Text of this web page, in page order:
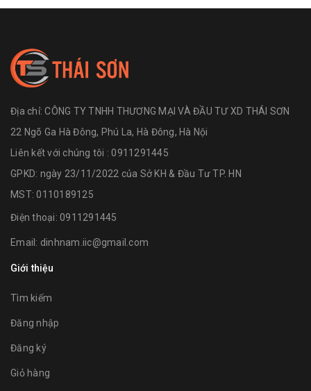
Địa chỉ:CÔNG TY TNHH THƯƠNG MẠI VÀ ĐẦU TƯ XD THÁI SƠN
22 Ngõ Ga Hà Đông, Phú La, Hà Đông, Hà Nội
Liên kết với chúng tôi : 0911291445
GPKD: ngày 23/11/2022 của Sở KH & Đầu Tư TP. HN
MST: 0110189125
Điện thoại: 0911291445
Email: dinhnam.iic@gmail.com
Giới thiệu
Tìm kiếm
Đăng nhập
Đăng ký
Giỏ hàng